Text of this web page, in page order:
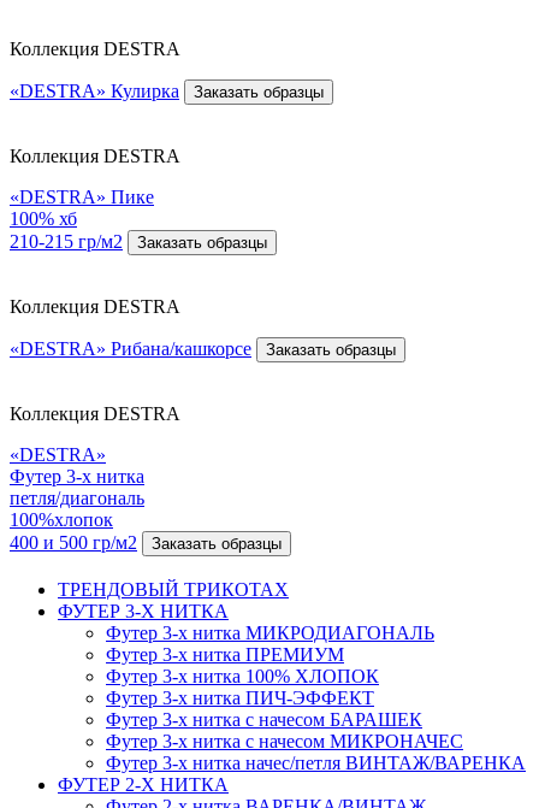
Коллекция DESTRA
«DESTRA» Кулирка Заказать образцы
Коллекция DESTRA
«DESTRA» Пике
100% хб
210-215 гр/м2
Заказать образцы
Коллекция DESTRA
«DESTRA» Рибана/кашкорсе Заказать образцы
Коллекция DESTRA
«DESTRA»
Футер 3-х нитка
петля/диагональ
100%хлопок
400 и 500 гр/м2
Заказать образцы
ТРЕНДОВЫЙ ТРИКОТАХ
ФУТЕР 3-Х НИТКА
Футер 3-х нитка МИКРОДИАГОНАЛЬ
Футер 3-х нитка ПРЕМИУМ
Футер 3-х нитка 100% ХЛОПОК
Футер 3-х нитка ПИЧ-ЭФФЕКТ
Футер 3-х нитка с начесом БАРАШЕК
Футер 3-х нитка с начесом МИКРОНАЧЕС
Футер 3-х нитка начес/петля ВИНТАЖ/ВАРЕНКА
ФУТЕР 2-Х НИТКА